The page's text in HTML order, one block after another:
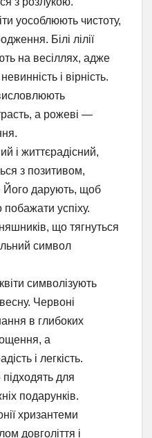
уособлюють чистоту,
Білі лілії
на весіллях, адже
і вірність.
а рожеві —
і життєрадісний,
з позитивом,
Його дарують, щоб
побажати успіху.
що тягнуться
символ
символізують
Червоні
в глибоких
а
і легкість.
для
подарунків.
хризантеми
довголіття і